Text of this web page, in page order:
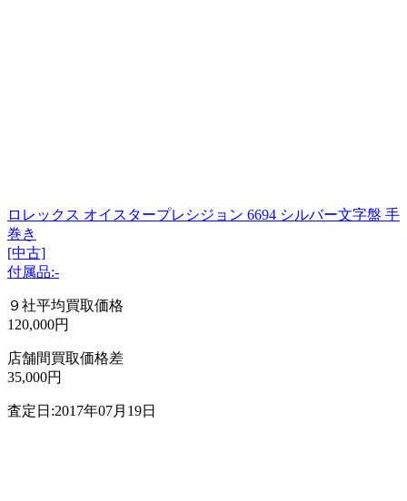
ロレックス オイスタープレシジョン 6694 シルバー文字盤 手
巻き
[中古]
付属品:-
９社平均買取価格
120,000円
店舗間買取価格差
35,000円
査定日:2017年07月19日